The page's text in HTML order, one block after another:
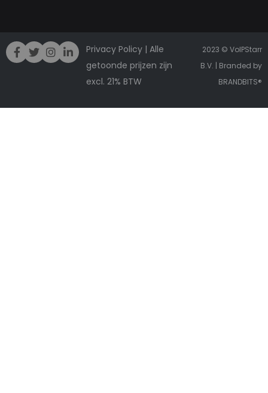
Privacy Policy | Alle
getoonde prijzen zijn
excl. 21% BTW
2023 © VoIPStarr
B.V. | Branded by
BRANDBITS®